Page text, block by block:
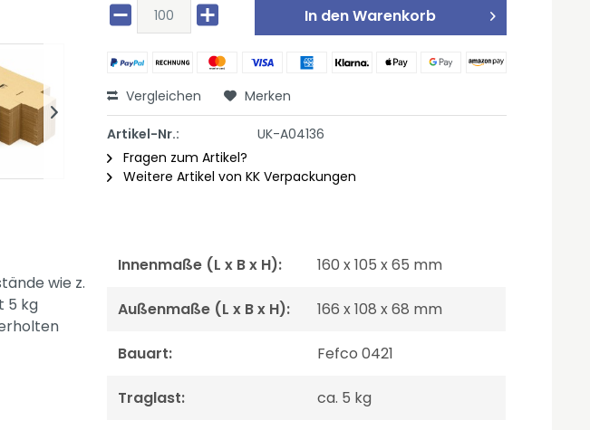
In denWarenkorb
Vergleichen Merken
Artikel-Nr.:
UK-A04136
Fragen zum Artikel?
Weitere Artikel von KK Verpackungen
wie z.
5 kg
Innenmaße (L x B x H): 160 x 105 x 65 mm
Außenmaße (L x B x H): 166 x 108 x 68 mm
Bauart: Fefco 0421
Traglast: ca. 5 kg